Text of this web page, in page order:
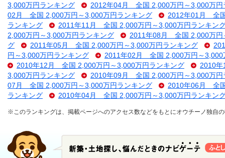
3,000万円ランキング
2012年04月 全国 2,000万円～3,000万円
02月 全国 2,000万円～3,000万円ランキング
2012年01月 全
ランキング
2011年11月 全国 2,000万円～3,000万円ランキン
2,000万円～3,000万円ランキング
2011年08月 全国 2,000万円
グ
2011年05月 全国 2,000万円～3,000万円ランキング
円～3,000万円ランキング
2011年02月 全国 2,000万円～3,000
2010年12月 全国 2,000万円～3,000万円ランキング
2010
3,000万円ランキング
2010年09月 全国 2,000万円～3,000万円
07月 全国 2,000万円～3,000万円ランキング
2010年06月 全
ランキング
2010年04月 全国 2,000万円～3,000万円ランキン
※このランキングは、掲載ページへのアクセス数などをもとにオウチーノ独自